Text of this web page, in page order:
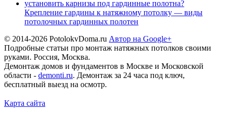
Крепление гардины к натяжному потолку — виды
потолочных гардинных полотен
© 2014-2026 PotolokvDoma.ru Автор на Google+
Подробные статьи про монтаж натяжных потолков своими
руками. Россия, Москва.
Демонтаж домов и фундаментов в Москве и Московской
области - demonti.ru. Демонтаж за 24 часа под ключ,
бесплатный выезд на осмотр.
Карта сайта